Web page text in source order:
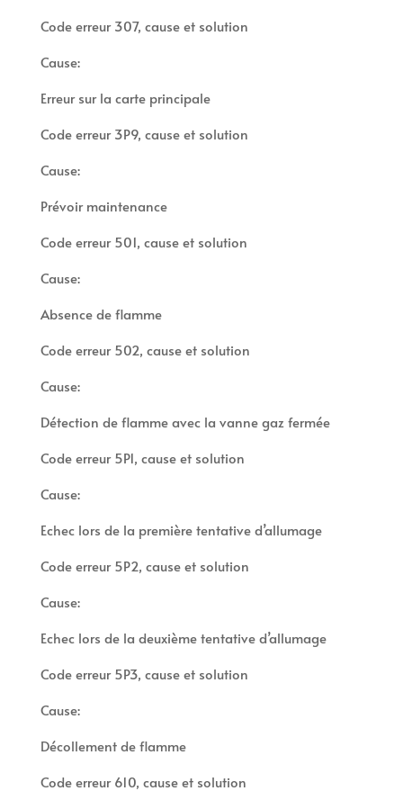
Code erreur 307, cause et solution
Cause:
Erreur sur la carte principale
Code erreur 3P9, cause et solution
Cause:
Prévoir maintenance
Code erreur 501, cause et solution
Cause:
Absence de flamme
Code erreur 502, cause et solution
Cause:
Détection de flamme avec la vanne gaz fermée
Code erreur 5P1, cause et solution
Cause:
Echec lors de la première tentative d’allumage
Code erreur 5P2, cause et solution
Cause:
Echec lors de la deuxième tentative d’allumage
Code erreur 5P3, cause et solution
Cause:
Décollement de flamme
Code erreur 610, cause et solution